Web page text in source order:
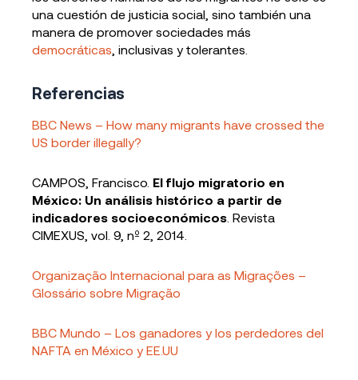
una cuestión de justicia social, sino también una
manera de promover sociedades más
democráticas , inclusivas y tolerantes.
Referencias
BBC News – How many migrants have crossed the
US border illegally?
CAMPOS, Francisco. El flujo migratorio en
México: Un análisis histórico a partir de
indicadores socioeconómicos . Revista
CIMEXUS, vol. 9, nº 2, 2014.
Organização Internacional para as Migrações –
Glossário sobre Migração
BBC Mundo – Los ganadores y los perdedores del
NAFTA en México y EE.UU